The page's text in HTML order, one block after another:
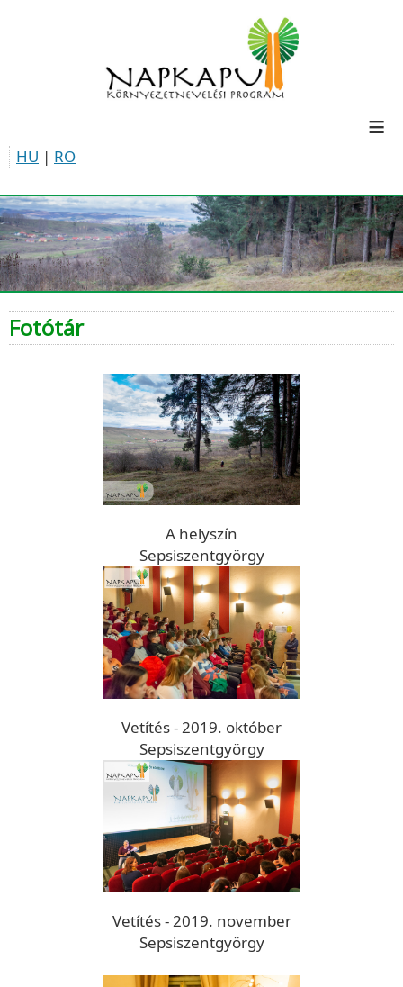
≡
HU | RO
Fotótár
A helyszín
Sepsiszentgyörgy
Vetítés - 2019. október
Sepsiszentgyörgy
Vetítés - 2019. november
Sepsiszentgyörgy